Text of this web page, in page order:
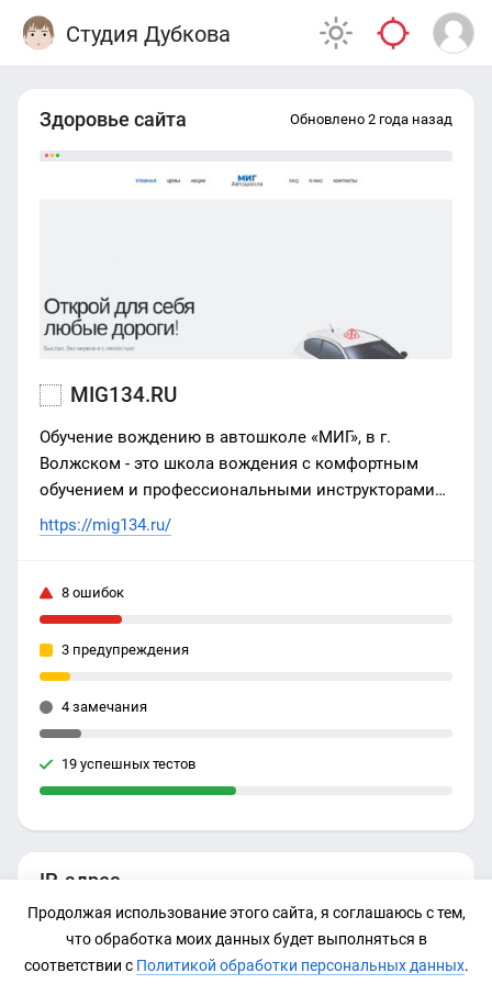
Студия Дубкова
IP-адрес
45.130.41.35
Здоровье сайта Обновлено 2 года назад
MIG134.RU
Обучение вождению в автошколе «МИГ», в г.
Волжском - это школа вождения с комфортным
обучением и профессиональными инструкторами
по доступной и стабильной цене. Все акции на
https://mig134.ru/
8 ошибок
3 предупреждения
4 замечания
19 успешных тестов
Продолжая использование этого сайта, я соглашаюсь с тем,
что обработка моих данных будет выполняться в
соответствии с Политикой обработки персональных данных.